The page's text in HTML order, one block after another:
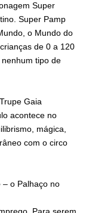
Super
Super Pamp
o Mundo do
de 0 a 120
tipo de
Gaia
acontece no
mágica,
com o circo
– o Palhaço no